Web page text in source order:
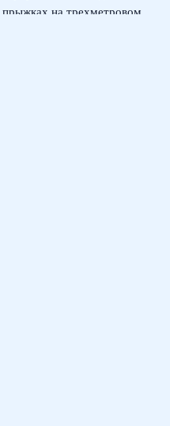
прыжках на трехметровом